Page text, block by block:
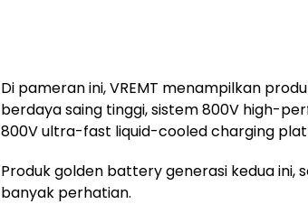
Di pameran ini, VREMT menampilkan
berdaya saing tinggi, sistem 800V high-
800V ultra-fast liquid-cooled charging
Produk golden battery generasi kedua
banyak perhatian.